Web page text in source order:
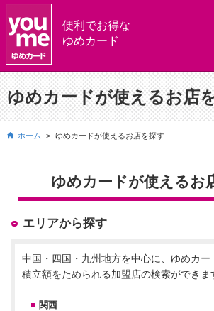
便利でお得な
ゆめカード
ゆめカードが使えるお店
ホーム ゆめカードが使えるお店を探す
ゆめカードが使えるお
エリアから探す
中国・四国・九州地方を中心に、ゆめカー
積立額をためられる加盟店の検索ができま
関西